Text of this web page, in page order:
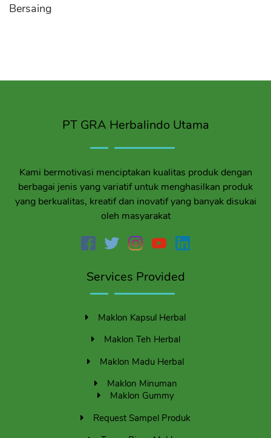
Bersaing
PT GRA Herbalindo Utama
Kami bermotivasi menciptakan kualitas produk dengan
berbagai jenis yang variatif untuk menghasilkan produk
yang berkualitas, kreatif dan inovatif yang banyak disukai
oleh masyarakat
Services Provided
Maklon Kapsul Herbal
Maklon Teh Herbal
Maklon Madu Herbal
Maklon Minuman
Maklon Gummy
Request Sampel Produk